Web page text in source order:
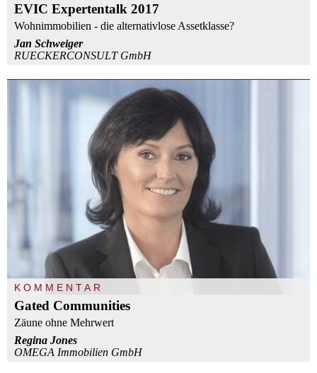
EVIC Expertentalk 2017
Wohnimmobilien - die alternativlose Assetklasse?
Jan Schweiger
RUECKERCONSULT GmbH
KOMMENTAR
Gated Communities
Zäune ohne Mehrwert
Regina Jones
OMEGA Immobilien GmbH